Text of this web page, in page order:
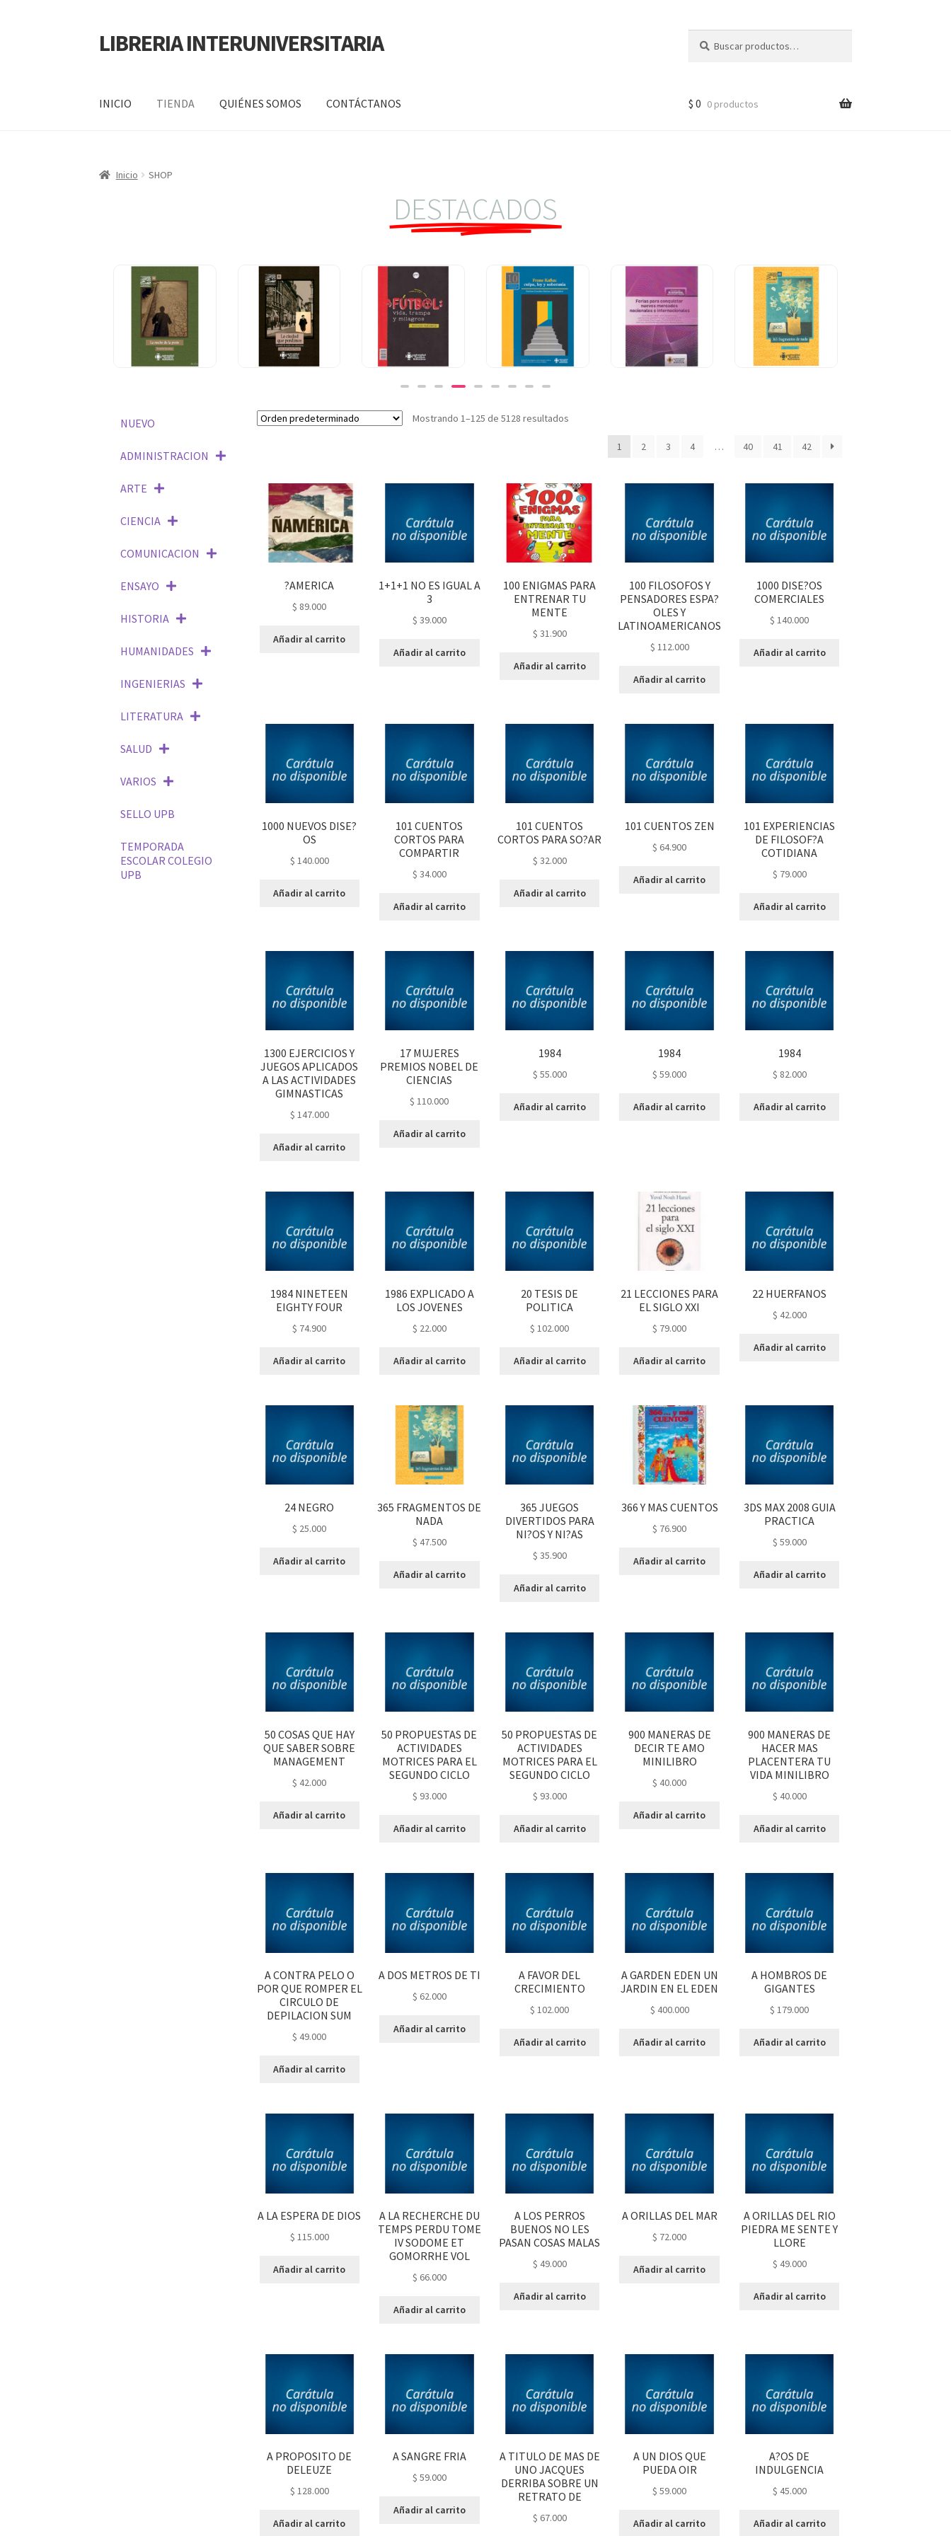
LIBRERIA INTERUNIVERSITARIA
INICIO TIENDA QUIÉNES SOMOS CONTÁCTANOS $ 0 0 productos
Inicio SHOP
DESTACADOS
LA CIUDAD
FUTBOL VIDA
FRANZ KAFKA
FERIAS PARA
365
NUEVO
ADMINISTRACION
ARTE
CIENCIA
COMUNICACION
ENSAYO
HISTORIA
HUMANIDADES
INGENIERIAS
LITERATURA
SALUD
VARIOS
SELLO UPB
TEMPORADA
ESCOLAR COLEGIO
UPB
Mostrando 1–125 de 5128 resultados
1 2 3 4 … 40 41 42
?AMERICA
$ 89.000
Añadir al carrito
1+1+1 NO ES IGUAL A
3
$ 39.000
Añadir al carrito
100 ENIGMAS PARA
ENTRENAR TU
MENTE
$ 31.900
Añadir al carrito
100 FILOSOFOS Y
PENSADORES ESPA?
OLES Y
LATINOAMERICANOS
$ 112.000
Añadir al carrito
1000 DISE?OS
COMERCIALES
$ 140.000
Añadir al carrito
1000 NUEVOS DISE?
OS
$ 140.000
Añadir al carrito
101 CUENTOS
CORTOS PARA
COMPARTIR
$ 34.000
Añadir al carrito
101 CUENTOS
CORTOS PARA SO?AR
$ 32.000
Añadir al carrito
101 CUENTOS ZEN
$ 64.900
Añadir al carrito
101 EXPERIENCIAS
DE FILOSOF?A
COTIDIANA
$ 79.000
Añadir al carrito
1300 EJERCICIOS Y
JUEGOS APLICADOS
A LAS ACTIVIDADES
GIMNASTICAS
$ 147.000
Añadir al carrito
17 MUJERES
PREMIOS NOBEL DE
CIENCIAS
$ 110.000
Añadir al carrito
1984
$ 55.000
Añadir al carrito
1984
$ 59.000
Añadir al carrito
1984
$ 82.000
Añadir al carrito
1984 NINETEEN
EIGHTY FOUR
$ 74.900
Añadir al carrito
1986 EXPLICADO A
LOS JOVENES
$ 22.000
Añadir al carrito
20 TESIS DE
POLITICA
$ 102.000
Añadir al carrito
21 LECCIONES PARA
EL SIGLO XXI
$ 79.000
Añadir al carrito
22 HUERFANOS
$ 42.000
Añadir al carrito
24 NEGRO
$ 25.000
Añadir al carrito
365 FRAGMENTOS DE
NADA
$ 47.500
Añadir al carrito
365 JUEGOS
DIVERTIDOS PARA
NI?OS Y NI?AS
$ 35.900
Añadir al carrito
366 Y MAS CUENTOS
$ 76.900
Añadir al carrito
3DS MAX 2008 GUIA
PRACTICA
$ 59.000
Añadir al carrito
50 COSAS QUE HAY
QUE SABER SOBRE
MANAGEMENT
$ 42.000
Añadir al carrito
50 PROPUESTAS DE
ACTIVIDADES
MOTRICES PARA EL
SEGUNDO CICLO
$ 93.000
Añadir al carrito
50 PROPUESTAS DE
ACTIVIDADES
MOTRICES PARA EL
SEGUNDO CICLO
$ 93.000
Añadir al carrito
900 MANERAS DE
DECIR TE AMO
MINILIBRO
$ 40.000
Añadir al carrito
900 MANERAS DE
HACER MAS
PLACENTERA TU
VIDA MINILIBRO
$ 40.000
Añadir al carrito
A CONTRA PELO O
POR QUE ROMPER EL
CIRCULO DE
DEPILACION SUM
$ 49.000
Añadir al carrito
A DOS METROS DE TI
$ 62.000
Añadir al carrito
A FAVOR DEL
CRECIMIENTO
$ 102.000
Añadir al carrito
A GARDEN EDEN UN
JARDIN EN EL EDEN
$ 400.000
Añadir al carrito
A HOMBROS DE
GIGANTES
$ 179.000
Añadir al carrito
A LA ESPERA DE DIOS
$ 115.000
Añadir al carrito
A LA RECHERCHE DU
TEMPS PERDU TOME
IV SODOME ET
GOMORRHE VOL
$ 66.000
Añadir al carrito
A LOS PERROS
BUENOS NO LES
PASAN COSAS MALAS
$ 49.000
Añadir al carrito
A ORILLAS DEL MAR
$ 72.000
Añadir al carrito
A ORILLAS DEL RIO
PIEDRA ME SENTE Y
LLORE
$ 49.000
Añadir al carrito
A PROPOSITO DE
DELEUZE
$ 128.000
Añadir al carrito
A SANGRE FRIA
$ 59.000
Añadir al carrito
A TITULO DE MAS DE
UNO JACQUES
DERRIBA SOBRE UN
RETRATO DE
$ 67.000
A UN DIOS QUE
PUEDA OIR
$ 59.000
Añadir al carrito
A?OS DE
INDULGENCIA
$ 45.000
Añadir al carrito